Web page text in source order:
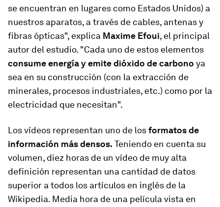
se encuentran en lugares como Estados Unidos) a
nuestros aparatos, a través de cables, antenas y
fibras ópticas", explica Maxime Efoui, el principal
autor del estudio. "Cada uno de estos elementos
consume energía y emite dióxido de carbono ya
sea en su construcción (con la extracción de
minerales, procesos industriales, etc.) como por la
electricidad que necesitan".
Los vídeos representan uno de losformatos de
información más densos. Teniendo en cuenta su
volumen, diez horas de un vídeo de muy alta
definición representan una cantidad de datos
superior a todos los artículos en inglés de la
Wikipedia. Media hora de una película vista en